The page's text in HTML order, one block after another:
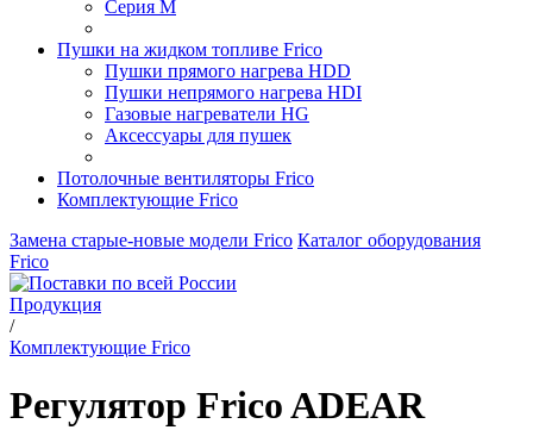
Серия M
Пушки на жидком топливе Frico
Пушки прямого нагрева HDD
Пушки непрямого нагрева HDI
Газовые нагреватели HG
Аксессуары для пушек
Потолочные вентиляторы Frico
Комплектующие Frico
Замена старые-новые модели Frico Каталог оборудования
Frico
Продукция
/
Комплектующие Frico
Регулятор Frico ADEAR